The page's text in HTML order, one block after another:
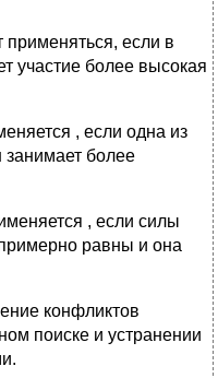
если в
участие более высокая
, если одна из
более
, если силы
равны и она
конфликтов
поиске и устранении